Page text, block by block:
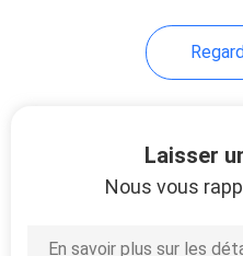
Plaque
Laisser
Nous vous